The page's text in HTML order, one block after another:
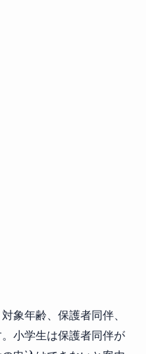
象年齢、保護者同伴、
小学生は保護者同伴が